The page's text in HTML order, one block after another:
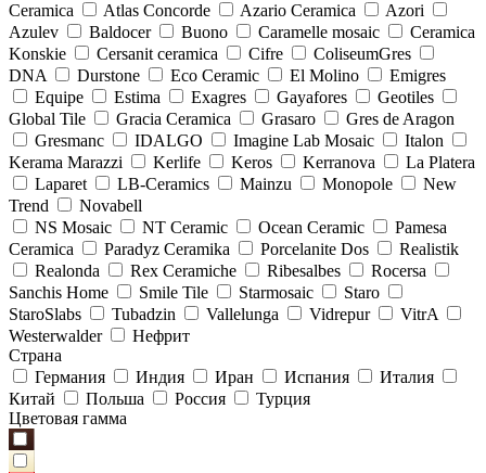
Ceramica
Atlas Concorde Azario Ceramica
Azori
Azulev
Baldocer Buono Caramelle mosaic
Ceramica
Konskie
Cersanit ceramica Cifre
ColiseumGres
DNA
Durstone Eco Ceramic El Molino
Emigres
Equipe
Estima Exagres Gayafores
Geotiles
Global Tile
Gracia Ceramica Grasaro
Gres de Aragon
Gresmanc
IDALGO Imagine Lab Mosaic
Italon
Kerama Marazzi
Kerlife Keros Kerranova
La Platera
Laparet
LB-Ceramics Mainzu Monopole
New
Trend
Novabell
NS Mosaic
NT Ceramic Ocean Ceramic
Pamesa
Ceramica
Paradyz Сeramika Porcelanite Dos
Realistik
Realonda
Rex Ceramiche Ribesalbes
Rocersa
Sanchis Home
Smile Tile Starmosaic
Staro
StaroSlabs
Tubadzin Vallelunga Vidrepur
VitrA
Westerwalder
Нефрит
Страна
Германия
Индия Иран Испания
Италия
Китай
Польша Россия
Турция
Цветовая гамма